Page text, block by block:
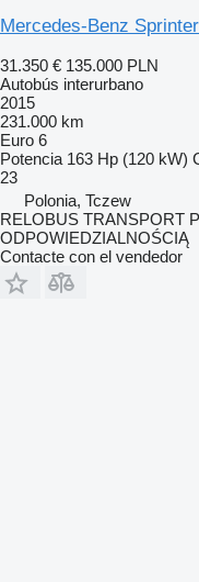
Mercedes-Benz
31.350 € 135.000 PLN
Autobús interurbano
2015
231.000 km
Euro 6
Potencia 163 Hp (120 kW)
23
Polonia, Tczew
RELOBUS TRANSPORT
ODPOWIEDZIALNOŚCIĄ
Contacte con el vendedor